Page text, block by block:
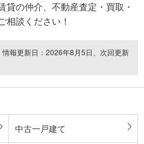
貸の仲介、不動産査定・買取・
相談ください！
報更新日：2026年8月5日、次回更新
中古一戸建て